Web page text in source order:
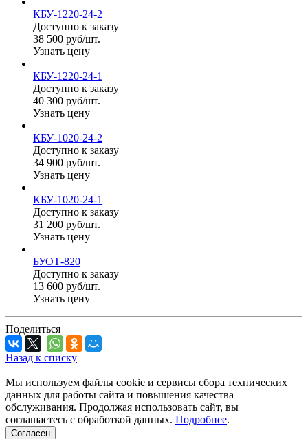
КБУ-1220-24-2
Доступно к заказу
38 500 руб/шт.
Узнать цену
КБУ-1220-24-1
Доступно к заказу
40 300 руб/шт.
Узнать цену
КБУ-1020-24-2
Доступно к заказу
34 900 руб/шт.
Узнать цену
КБУ-1020-24-1
Доступно к заказу
31 200 руб/шт.
Узнать цену
БУОТ-820
Доступно к заказу
13 600 руб/шт.
Узнать цену
Поделиться
Назад к списку
Мы используем файлы cookie и сервисы сбора технических
данных для работы сайта и повышения качества
обслуживания. Продолжая использовать сайт, вы
соглашаетесь с обработкой данных. Подробнее.
Согласен